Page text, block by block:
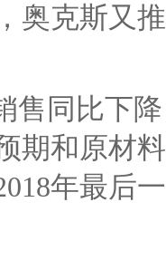
奥克斯又
售同比下
期和原材
年最后